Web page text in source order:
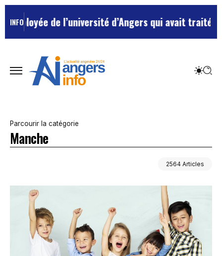
INFO
l’université d’Angers qui avait traité ses chefs de
Parcourir la catégorie
Manche
2564 Articles